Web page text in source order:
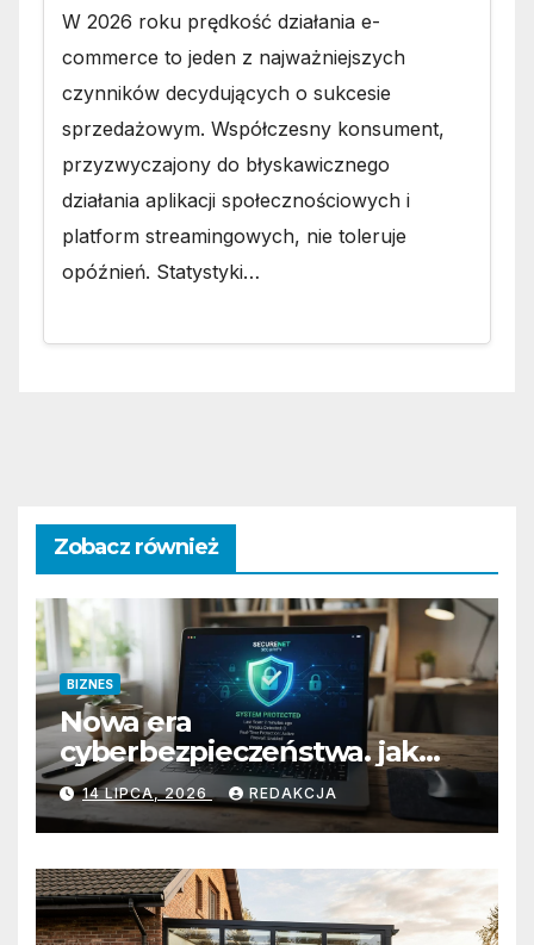
W 2026 roku prędkość działania e-
commerce to jeden z najważniejszych
czynników decydujących o sukcesie
sprzedażowym. Współczesny konsument,
przyzwyczajony do błyskawicznego
działania aplikacji społecznościowych i
platform streamingowych, nie toleruje
opóźnień. Statystyki…
Zobacz również
BIZNES
Nowa era
cyberbezpieczeństwa. jak
przygotować firmę na
wyzwania prawne i
technologiczne?
14 LIPCA, 2026 REDAKCJA